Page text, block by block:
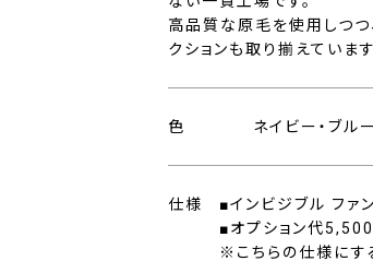
高品質な原毛を使用しつつ
クションも取り揃えています
色 ネイビー・ブル
仕様
■インビジブル ファ
■オプション代
※こちらの仕様にす